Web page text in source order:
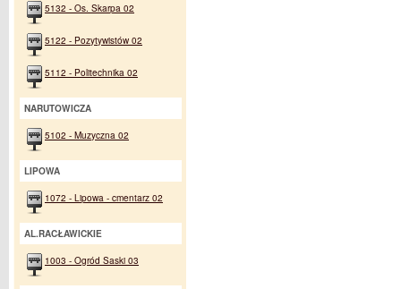
5132 - Os. Skarpa 02
5122 - Pozytywistów 02
5112 - Politechnika 02
NARUTOWICZA
5102 - Muzyczna 02
LIPOWA
1072 - Lipowa - cmentarz 02
AL.RACŁAWICKIE
1003 - Ogród Saski 03